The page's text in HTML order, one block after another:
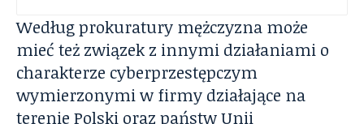
Według prokuratury mężczyzna może
mieć też związek z innymi działaniami o
charakterze cyberprzestępczym
wymierzonymi w firmy działające na
terenie Polski oraz państw Unii